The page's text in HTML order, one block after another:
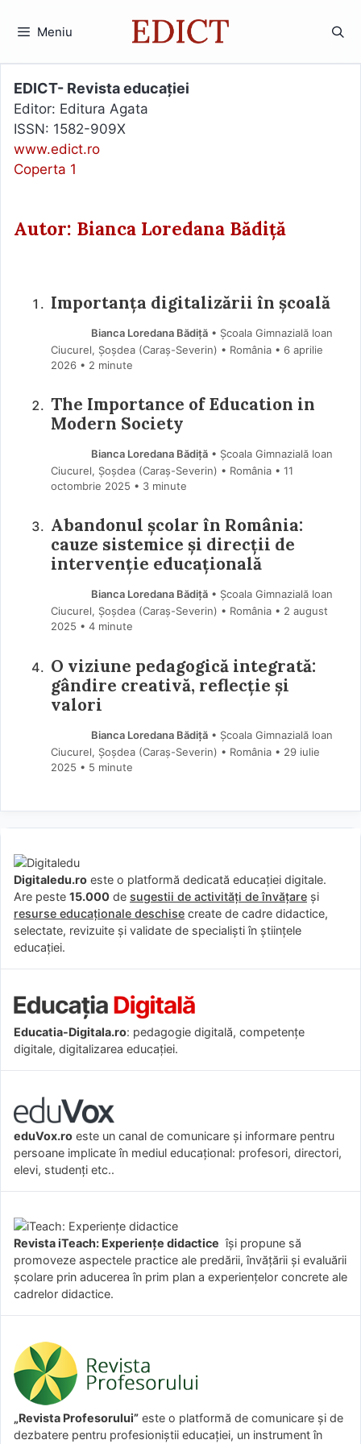
Meniu
EDICT- Revista educației
Editor: Editura Agata
ISSN: 1582-909X
www.edict.ro
Coperta 1
Autor: Bianca Loredana Bădiță
Importanța digitalizării în școală
Bianca Loredana Bădiță• Școala Gimnazială Ioan
Ciucurel, Șoșdea (Caraş-Severin) • România
6 aprilie
2026 • 2 minute
The Importance of Education in
Modern Society
Bianca Loredana Bădiță• Școala Gimnazială Ioan
Ciucurel, Șoșdea (Caraş-Severin) • România
11
octombrie 2025 • 3 minute
Abandonul școlar în România:
cauze sistemice și direcții de
intervenție educațională
Bianca Loredana Bădiță• Școala Gimnazială Ioan
Ciucurel, Șoșdea (Caraş-Severin) • România
2 august
2025 • 4 minute
O viziune pedagogică integrată:
gândire creativă, reflecție și
valori
Bianca Loredana Bădiță• Școala Gimnazială Ioan
Ciucurel, Șoșdea (Caraş-Severin) • România
29 iulie
2025 • 5 minute
Digitaledu.ro este o platformă dedicată educației digitale.
Are peste 15.000 de sugestii de activități de învățare și
resurse educaționale deschise create de cadre didactice,
selectate, revizuite și validate de specialiști în științele
educației.
Educatia-Digitala.ro: pedagogie digitală, competențe
digitale, digitalizarea educației.
eduVox.ro este un canal de comunicare și informare pentru
persoane implicate în mediul educațional: profesori, directori,
elevi, studenți etc..
Revista iTeach: Experienţe didactice îşi propune să
promoveze aspectele practice ale predării, învăţării şi evaluării
şcolare prin aducerea în prim plan a experienţelor concrete ale
cadrelor didactice.
„Revista Profesorului” este o platformă de comunicare și de
dezbatere pentru profesioniștii educației, un instrument în